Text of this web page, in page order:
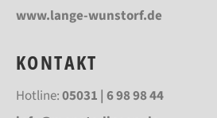
www.lange-wunstorf.de
KONTAKT
Hotline:05031 | 6 98 98 44